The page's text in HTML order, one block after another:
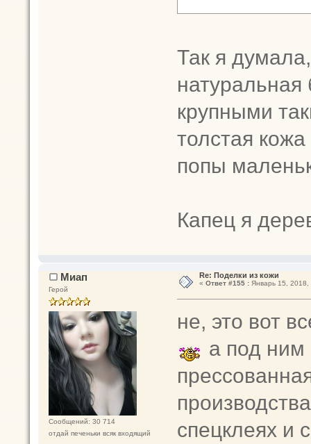
Так я
крупными
толстая
попы
Капец я
Миап
Герой
Сообщений: 30 714
отдай печеньки всяк входящий
Re: Поделки из кожи
« Ответ #155 :Январь 15, 2018,
не, это вот
а под ним
спецклеях и